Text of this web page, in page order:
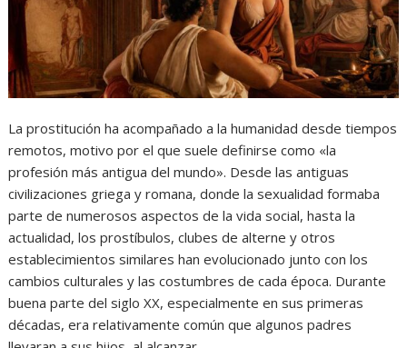
La prostitución ha acompañado a la humanidad desde tiempos
remotos, motivo por el que suele definirse como «la
profesión más antigua del mundo». Desde las antiguas
civilizaciones griega y romana, donde la sexualidad formaba
parte de numerosos aspectos de la vida social, hasta la
actualidad, los prostíbulos, clubes de alterne y otros
establecimientos similares han evolucionado junto con los
cambios culturales y las costumbres de cada época. Durante
buena parte del siglo XX, especialmente en sus primeras
décadas, era relativamente común que algunos padres